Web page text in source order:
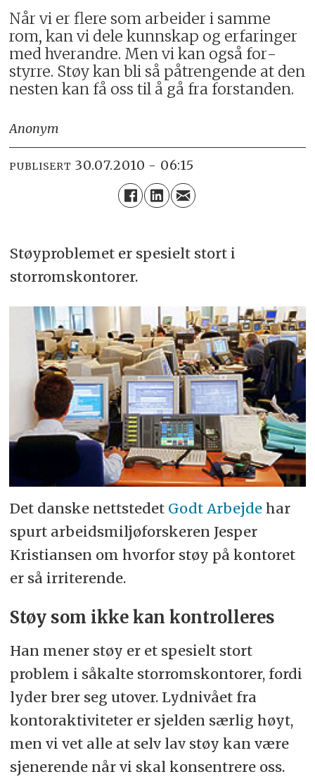
Når vi er flere som arbeider i samme
rom, kan vi dele kunn­skap og erfaringer
med hver­andre. Men vi kan også for­
styrre. Støy kan bli så på­trengende at den
nesten kan få oss til å gå fra for­standen.
Anonym
PUBLISERT 30.07.2010 - 06:15
Støy­problemet er spesielt stort i
storroms­kontorer.
Det danske nett­stedet Godt Arbejdehar
spurt arbeids­miljø­forskeren Jesper
Kristiansen om hvorfor støy på kontoret
er så irriterende.
Støy som ikke kan kontrolleres
Han mener støy er et spesielt stort
problem i såkalte storroms­kontorer, fordi
lyder brer seg utover. Lydnivået fra
kontor­aktiviteter er sjelden særlig høyt,
men vi vet alle at selv lav støy kan være
sjenerende når vi skal konsentrere oss.